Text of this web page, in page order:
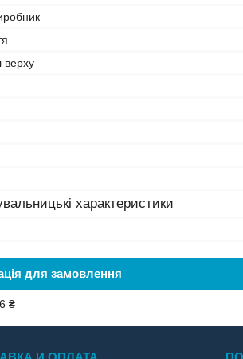
верху
характеристики
для замовлення
₴